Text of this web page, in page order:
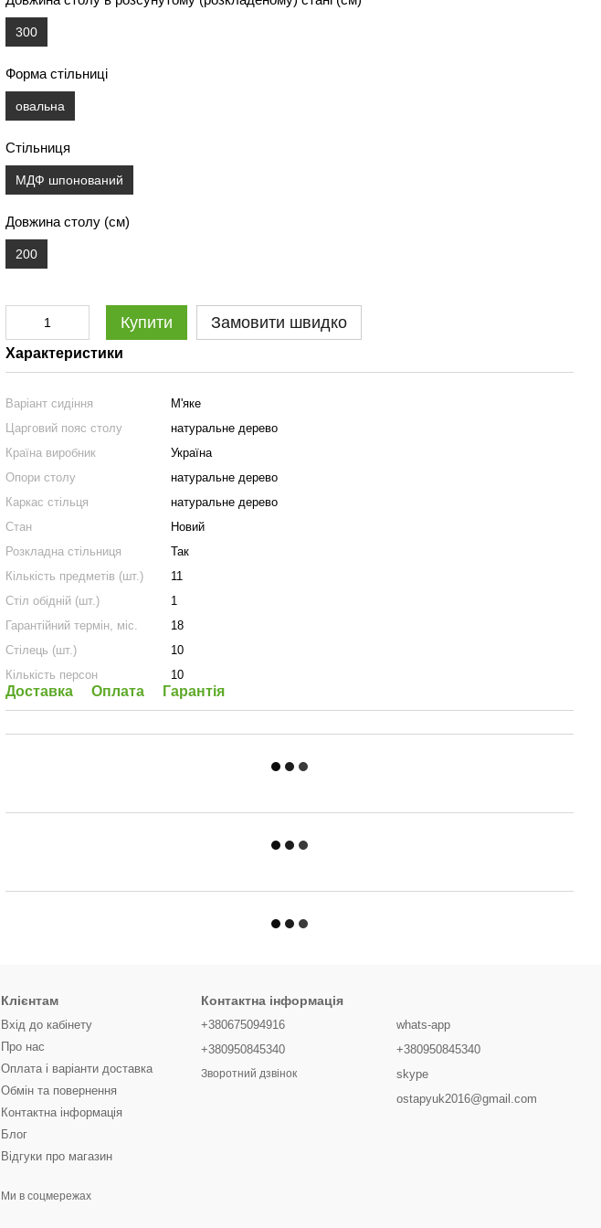
300
Форма стільниці
овальна
Стільниця
МДФ шпонований
Довжина столу (см)
200
Купити Замовити швидко
Характеристики
Варіант сидіння
М'яке
Царговий пояс столу
натуральне дерево
Країна виробник
Україна
Опори столу
натуральне дерево
Каркас стільця
натуральне дерево
Стан
Новий
Розкладна стільниця
Так
Кількість предметів (шт.)
11
Стіл обідній (шт.)
1
Гарантійний термін, міс.
18
Стілець (шт.)
10
Кількість персон
10
Доставка Оплата Гарантія
Клієнтам
Вхід до кабінету
Про нас
Оплата і варіанти доставка
Обмін та повернення
Контактна інформація
Блог
Відгуки про магазин
Ми в соцмережах
Контактна інформація
+380675094916
+380950845340
Зворотний дзвінок
whats-app
+380950845340
skype
ostapyuk2016@gmail.com